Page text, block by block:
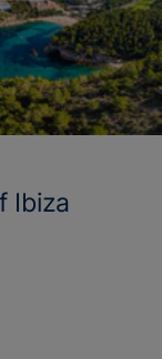
Ibiza